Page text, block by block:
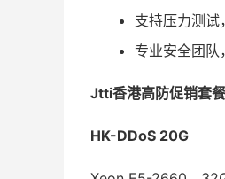
支持压力测试
专业安全团
Jtti香港高防促销套餐
HK-DDoS 20G